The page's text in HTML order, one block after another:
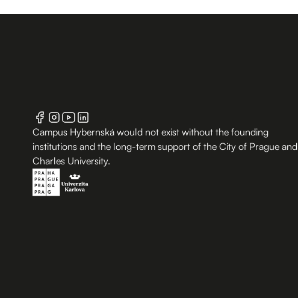
Campus Hybernská would not exist without the founding
institutions and the long-term support of the City of Prague and
Charles University.